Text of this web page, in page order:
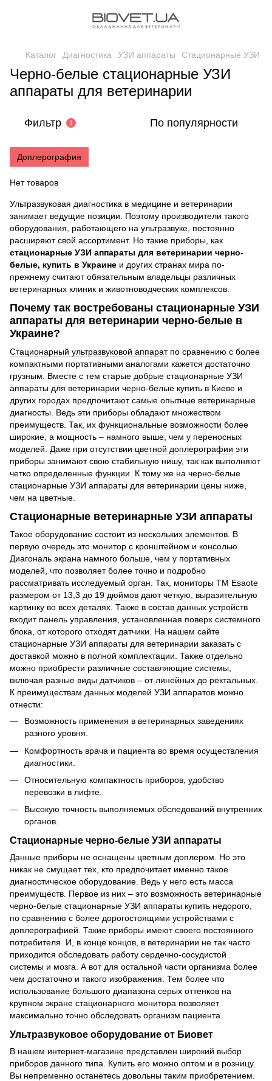
Каталог Диагностика УЗИ аппараты Стационарные УЗИ
Черно-белые стационарные УЗИ
аппараты для ветеринарии
Фильтр 1 По популярности
Доплерография
Нет товаров
Ультразвуковая диагностика в медицине и ветеринарии
занимает ведущие позиции. Поэтому производители такого
оборудования, работающего на ультразвуке, постоянно
расширяют свой ассортимент. Но такие приборы, как
стационарные УЗИ аппараты для ветеринарии черно-
белые, купить в Украине и других странах мира по-
прежнему считают обязательным владельцы различных
ветеринарных клиник и животноводческих комплексов.
Почему так востребованы стационарные УЗИ
аппараты для ветеринарии черно-белые в
Украине?
Стационарный ультразвуковой аппаратпо сравнению с более
компактными портативными аналогами кажется достаточно
грузным. Вместе с тем старые добрые стационарные УЗИ
аппараты для ветеринарии черно-белые купить в Киеве и
других городах предпочитают самые опытные ветеринарные
диагносты. Ведь эти приборы обладают множеством
преимуществ. Так, их функциональные возможности более
широкие, а мощность – намного выше, чем у переносных
моделей. Даже при отсутствии цветной доплерографии эти
приборы занимают свою стабильную нишу, так как выполняют
четко определенные функции. К тому же на черно-белые
стационарные УЗИ аппараты для ветеринарии цены ниже,
чем на цветные.
Стационарные ветеринарные УЗИ аппараты
Такое оборудование состоит из нескольких элементов. В
первую очередь это монитор с кронштейном и консолью.
Диагональ экрана намного больше, чем у портативных
моделей, что позволяет более точно и подробно
рассматривать исследуемый орган. Так, мониторы ТМ Esaote
размером от 13,3 до 19 дюймов дают четкую, выразительную
картинку во всех деталях. Также в состав данных устройств
входит панель управления, установленная поверх системного
блока, от которого отходят датчики. На нашем сайте
стационарные УЗИ аппараты для ветеринарии заказать с
доставкой можно в полной комплектации. Также отдельно
можно приобрести различные составляющие системы,
включая разные виды датчиков – от линейных до ректальных.
К преимуществам данных моделей УЗИ аппаратов можно
отнести:
Возможность применения в ветеринарных заведениях
разного уровня.
Комфортность врача и пациента во время осуществления
диагностики.
Относительную компактность приборов, удобство
перевозки в лифте.
Высокую точность выполняемых обследований внутренних
органов.
Стационарные черно-белые УЗИ аппараты
Данные приборы не оснащены цветным доплером. Но это
никак не смущает тех, кто предпочитает именно такое
диагностическое оборудование. Ведь у него есть масса
преимуществ. Первое из них – это возможность ветеринарные
черно-белые стационарные УЗИ аппараты купить недорого,
по сравнению с более дорогостоящими устройствами с
доплерографией. Такие приборы имеют своего постоянного
потребителя. И, в конце концов, в ветеринарии не так часто
приходится обследовать работу сердечно-сосудистой
системы и мозга. А вот для остальной части организма более
чем достаточно и такого изображения. Тем более что
использование большого диапазона серых оттенков на
крупном экране стационарного монитора позволяет
максимально точно обследовать организм пациента.
Ультразвуковое оборудование от Биовет
В нашем интернет-магазине представлен широкий выбор
приборов данного типа. Купить его можно оптом и в розницу.
Вы непременно останетесь довольны таким приобретением.